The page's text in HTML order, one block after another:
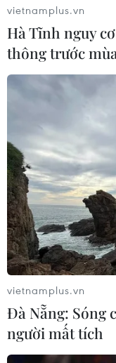
Afghanistan
sau khi con
18/07/2021 22:46
Bộ Ngoại giao
Đại sứ Afghanistan
thì bị bắt cóc. Sau
đưa tới bệnh viện.
vietnamplus.vn
Hà Tĩnh nguy
thông trước
vietnamplus.vn
Đà Nẵng: Sóng
người mất tích